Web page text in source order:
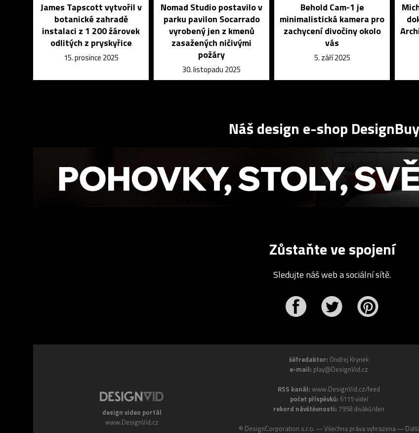
James Tapscott vytvořil v
botanické zahradě
instalaci z 1 200 žárovek
odlitých z pryskyřice
15. prosince 2025
Nomad Studio postavilo v
parku pavilon Socarrado
vyrobený jen z kmenů
zasažených ničivými
požáry
30. listopadu 2025
Behold Cam-1 je
minimalistická kamera pro
zachycení divočiny okolo
vás
5. září 2025
Náš design e-shop
Zůstaňte ve spojení
Sledujte náš web a sociální sítě.
design video portál
www.DesignVid.cz
šéfredaktor: Ondřej Krynek
e-mail: play@DesignVid.cz
RSS kanál: www.DesignVid.cz/feed
počet příspěvků: 6115 videí
rekord návštěvnosti: 7958 diváků/den
© DesignCorporation s.r.o. ― Všechna práva vyhrazena ― Další